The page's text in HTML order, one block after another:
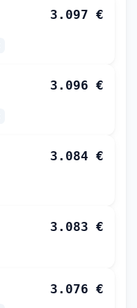
3.097 €
3.096 €
3.084 €
3.083 €
3.076 €